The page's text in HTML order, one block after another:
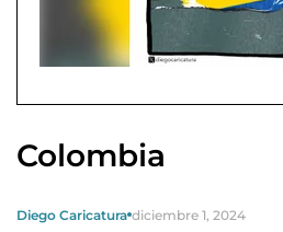
Colombia
Diego Caricatura diciembre 1, 2024